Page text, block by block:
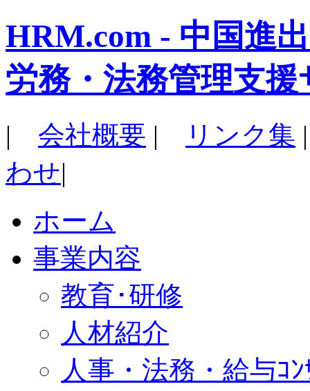
HRM.com - 中国進
労務・法務管理支援
| 会社概要 | リンク集
わせ|
ホーム
事業内容
教育･研修
人材紹介
人事・法務・給与ｺﾝ